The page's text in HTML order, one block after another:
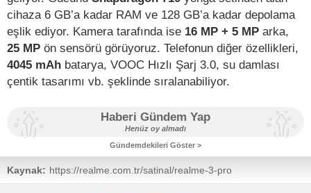
cihaza 6 GB’a kadar RAM ve 128 GB’a kadar depolama
eşlik ediyor. Kamera tarafında ise 16 MP + 5 MP arka,
25 MP ön sensörü görüyoruz. Telefonun diğer özellikleri,
4045 mAh batarya, VOOC Hızlı Şarj 3.0, su damlası
çentik tasarımı vb. şeklinde sıralanabiliyor.
Haberi Gündem Yap
Henüz oy almadı
Gündemdekileri Göster >
Kaynak: https://realme.com.tr/satinal/realme-3-pro